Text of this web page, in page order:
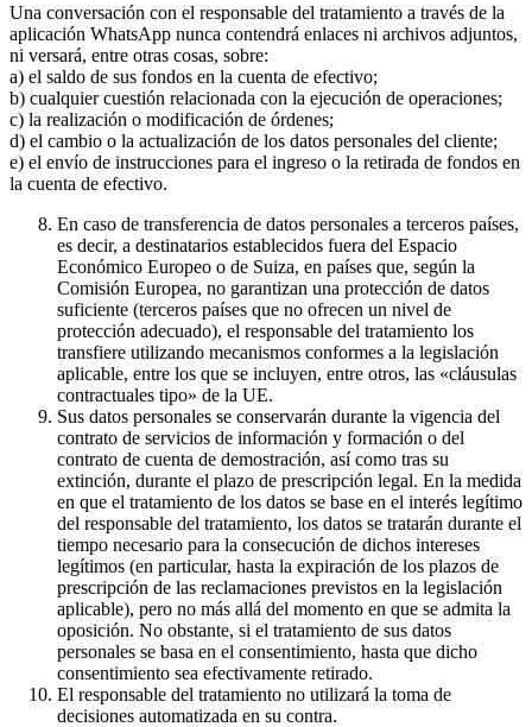
Una conversación con el responsable del tratamiento a través de la
aplicación WhatsApp nunca contendrá enlaces ni archivos adjuntos,
ni versará, entre otras cosas, sobre:
a) el saldo de sus fondos en la cuenta de efectivo;
b) cualquier cuestión relacionada con la ejecución de operaciones;
c) la realización o modificación de órdenes;
d) el cambio o la actualización de los datos personales del cliente;
e) el envío de instrucciones para el ingreso o la retirada de fondos en
la cuenta de efectivo.
En caso de transferencia de datos personales a terceros países,
es decir, a destinatarios establecidos fuera del Espacio
Económico Europeo o de Suiza, en países que, según la
Comisión Europea, no garantizan una protección de datos
suficiente (terceros países que no ofrecen un nivel de
protección adecuado), el responsable del tratamiento los
transfiere utilizando mecanismos conformes a la legislación
aplicable, entre los que se incluyen, entre otros, las «cláusulas
contractuales tipo» de la UE.
Sus datos personales se conservarán durante la vigencia del
contrato de servicios de información y formación o del
contrato de cuenta de demostración, así como tras su
extinción, durante el plazo de prescripción legal. En la medida
en que el tratamiento de los datos se base en el interés legítimo
del responsable del tratamiento, los datos se tratarán durante el
tiempo necesario para la consecución de dichos intereses
legítimos (en particular, hasta la expiración de los plazos de
prescripción de las reclamaciones previstos en la legislación
aplicable), pero no más allá del momento en que se admita la
oposición. No obstante, si el tratamiento de sus datos
personales se basa en el consentimiento, hasta que dicho
consentimiento sea efectivamente retirado.
El responsable del tratamiento no utilizará la toma de
decisiones automatizada en su contra.